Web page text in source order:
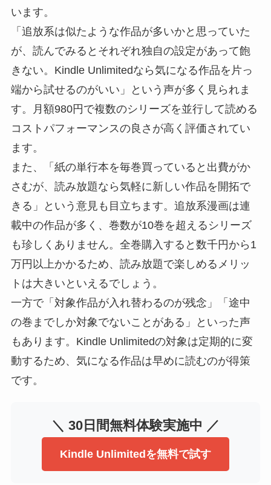
います。
「追放系は似たような作品が多いかと思っていた
が、読んでみるとそれぞれ独自の設定があって飽
きない。Kindle Unlimitedなら気になる作品を片っ
端から試せるのがいい」という声が多く見られま
す。月額980円で複数のシリーズを並行して読める
コストパフォーマンスの良さが高く評価されてい
ます。
また、「紙の単行本を毎巻買っていると出費がか
さむが、読み放題なら気軽に新しい作品を開拓で
きる」という意見も目立ちます。追放系漫画は連
載中の作品が多く、巻数が10巻を超えるシリーズ
も珍しくありません。全巻購入すると数千円から1
万円以上かかるため、読み放題で楽しめるメリッ
トは大きいといえるでしょう。
一方で「対象作品が入れ替わるのが残念」「途中
の巻までしか対象でないことがある」といった声
もあります。Kindle Unlimitedの対象は定期的に変
動するため、気になる作品は早めに読むのが得策
です。
＼ 30日間無料体験実施中 ／
Kindle Unlimitedを無料で試す